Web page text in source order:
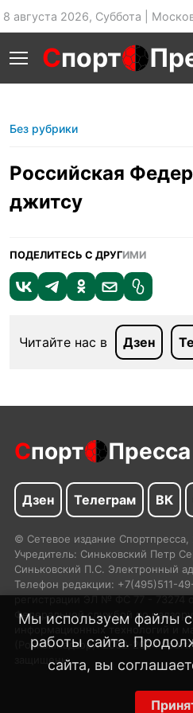
8 августа 2026, Суббота |
Спорт
Без рубрики
Российская
джитсу
ПОДЕЛИТЕСЬ С ДРУГИМИ
Читайте нас в Дзен
Мы используем файлы
работы сайта.
сайта, вы
Спорт Пресса
Дзен Телеграм ВК
© Сетевое издание
Учредитель: Синьковский Петр
Синьковский П.С. Электронный
Телефон редакции: +7(495)511-
регистрации ЭЛ № ФС 77 - 73274
Федеральной службой по
информационных технологий и
(Роскомнадзор). 2002-2024
защищены.